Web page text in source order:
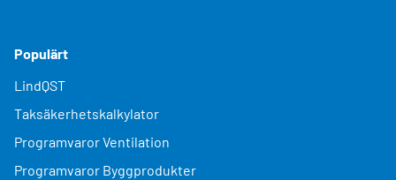
Populärt
LindQST
Taksäkerhetskalkylator
Programvaror Ventilation
Programvaror Byggprodukter